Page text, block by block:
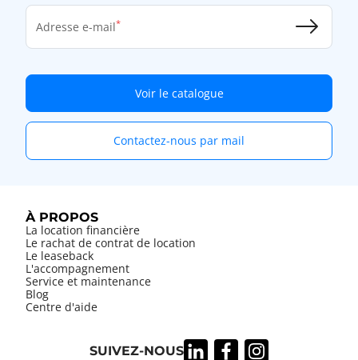
Adresse e-mail
Voir le catalogue
Contactez-nous par mail
À PROPOS
La location financière
Le rachat de contrat de location
Le leaseback
L'accompagnement
Service et maintenance
Blog
Centre d'aide
SUIVEZ-NOUS